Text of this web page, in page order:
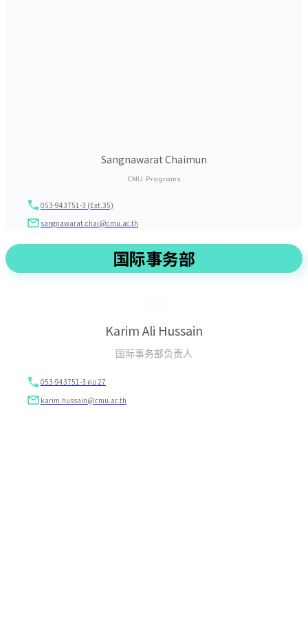
Sangnawarat Chaimun
CMU Programs
053-943751-3 (Ext.35)
sangnawarat.chai@cmu.ac.th
国际事务部
Karim Ali Hussain
国际事务部负责人
053-943751-3 ต่อ 27
karim.hussain@cmu.ac.th